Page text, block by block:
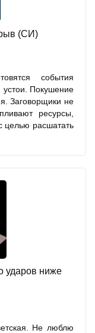
(СИ)
события
устои. Покушение
Заговорщики не
ресурсы,
целью расшатать
ударов ниже
Не люблю